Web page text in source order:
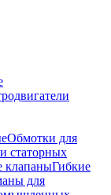
Обмотки для
статорных
клапаныГибкие
для